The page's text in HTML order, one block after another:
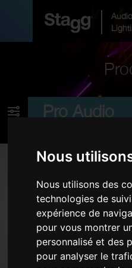
Nous
Nous utilisons des
technologies de
expérience de
pour vous montrer
personnalisé et des
pour analyser le
Kids
Pro Audio
Produits
Sonorisation Live
Sans fil
Microphones
Casques d'écoute
Etuis pour rack